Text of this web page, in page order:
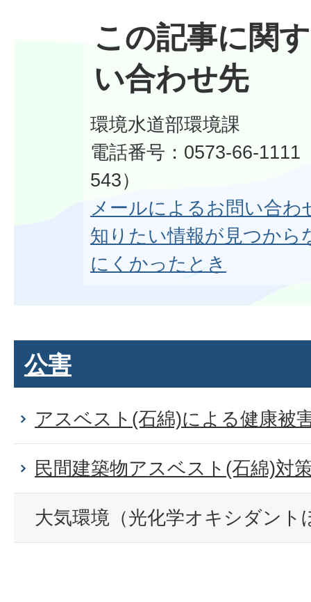
この記事に関
い合わせ先
環境水道部環境課
電話番号：0573-66-1111
543）
メールによるお問い合わ
知りたい情報が見つから
にくかったとき
公害
アスベスト(石綿)による健康被
民間建築物アスベスト(石綿)対
大気環境（光化学オキシダント